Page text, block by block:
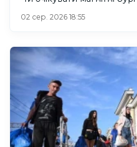
02 сер. 2026 18:55